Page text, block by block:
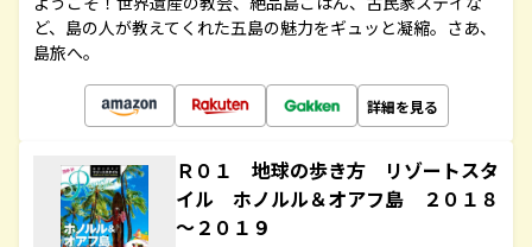
ど、島の人が教えてくれた五島の魅力をギュッと凝縮。さあ、
島旅へ。
詳細を見る
Ｒ０１ 地球の歩き方 リゾートスタ
イル ホノルル＆オアフ島 ２０１８
～２０１９